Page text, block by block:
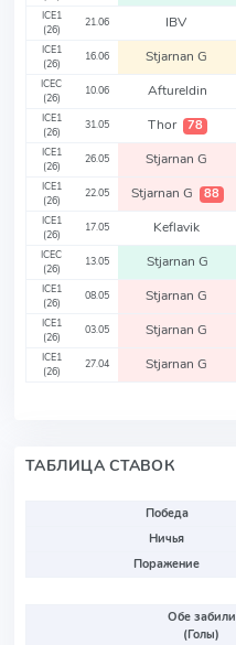
ICE1
(26)
21.06 IBV
ICE1
(26)
16.06 Stjarnan G
ICEC
(26)
10.06 Aftureldin
ICE1
(26)
31.05 Thor 78
ICE1
(26)
26.05 Stjarnan G
ICE1
(26)
22.05 Stjarnan G 88
ICE1
(26)
17.05 Keflavik
ICEC
(26)
13.05 Stjarnan G
ICE1
(26)
08.05 Stjarnan G
ICE1
(26)
03.05 Stjarnan G
ICE1
(26)
27.04 Stjarnan G
ТАБЛИЦА СТАВОК
Победа
Ничья
Поражение
Обе забили
(Голы)